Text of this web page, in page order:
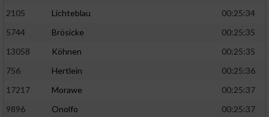
2105
Lichteblau
00:25:34
5744
Brösicke
00:25:35
13058
Köhnen
00:25:35
756
Hertlein
00:25:36
17217
Morawe
00:25:37
9896
Onolfo
00:25:37